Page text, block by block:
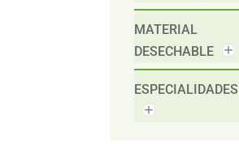
MATERIAL
DESECHABLE
ESPECIALIDADES